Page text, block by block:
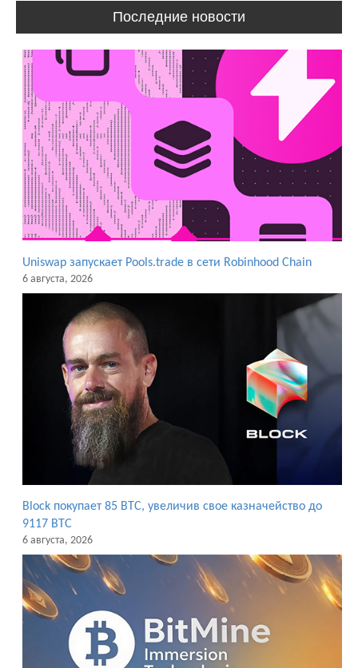
Последние новости
Uniswap запускает Pools.trade в сети Robinhood Chain
6 августа, 2026
Block покупает 85 BTC, увеличив свое казначейство до
9117 BTC
6 августа, 2026